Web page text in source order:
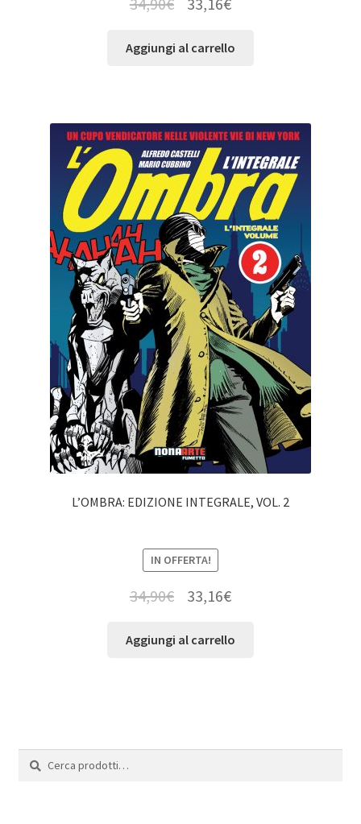
Aggiungi al carrello
L’OMBRA: EDIZIONE INTEGRALE, VOL. 2
IN OFFERTA!
34,90€ 33,16€
Aggiungi al carrello
Cerca:
Cerca